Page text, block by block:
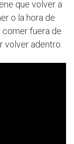
que volver a
o la hora de
comer fuera de
volver adentro.